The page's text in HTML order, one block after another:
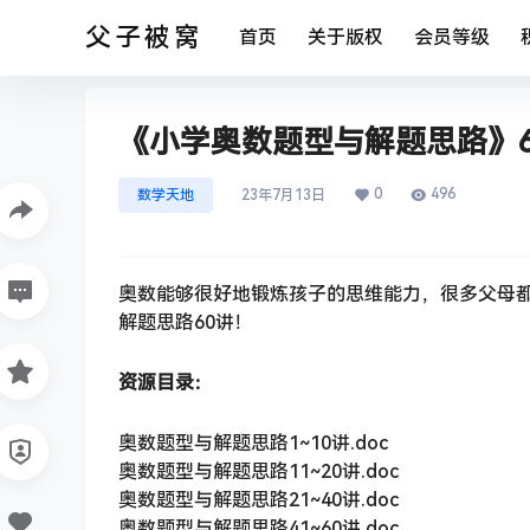
父子被窝 首页 关于版权 会员等级
《小学奥数题型与解题思路
数学天地 23年7月13日 0 496
奥数能够很好地锻炼孩子的思维能力，很多父母
解题思路60讲！
资源目录：
奥数题型与解题思路1~10讲.doc
奥数题型与解题思路11~20讲.doc
奥数题型与解题思路21~40讲.doc